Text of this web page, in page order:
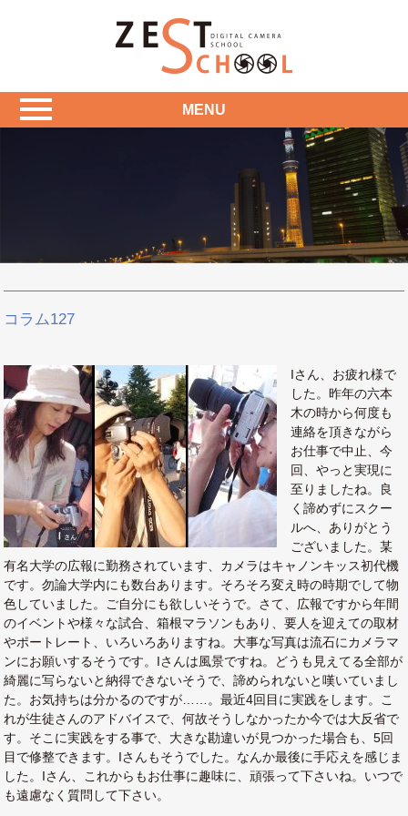
MENU
コラム127
Iさん、お疲れ様で
した。昨年の六本
木の時から何度も
連絡を頂きながら
お仕事で中止、今
回、やっと実現に
至りましたね。良
く諦めずにスクー
ルへ、ありがとう
ございました。某
有名大学の広報に勤務されています、カメラはキャノンキッス初代機
です。勿論大学内にも数台あります。そろそろ変え時の時期でして物
色していました。ご自分にも欲しいそうで。さて、広報ですから年間
のイベントや様々な試合、箱根マラソンもあり、要人を迎えての取材
やポートレート、いろいろありますね。大事な写真は流石にカメラマ
ンにお願いするそうです。Iさんは風景ですね。どうも見えてる全部が
綺麗に写らないと納得できないそうで、諦められないと嘆いていまし
た。お気持ちは分かるのですが……。最近4回目に実践をします。こ
れが生徒さんのアドバイスで、何故そうしなかったか今では大反省で
す。そこに実践をする事で、大きな勘違いが見つかった場合も、5回
目で修整できます。Iさんもそうでした。なんか最後に手応えを感じま
した。Iさん、これからもお仕事に趣味に、頑張って下さいね。いつで
も遠慮なく質問して下さい。